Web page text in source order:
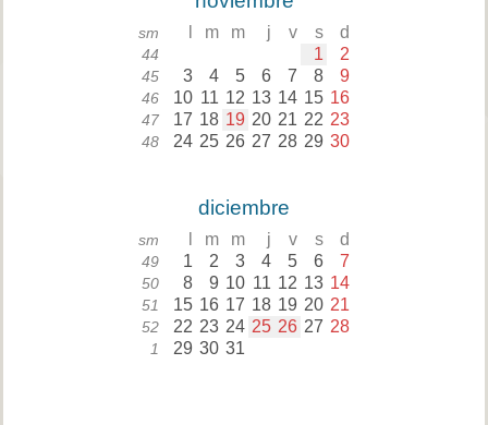
sm m m j v s d
44 1 2
45 3 4 5 6 7 8 9
46 10 11 12 13 14 15 16
47 17 18 19 20 21 22 23
48 24 25 26 27 28 29 30
diciembre
sm m m j v s d
49 1 2 3 4 5 6 7
50 8 9 10 11 12 13 14
51 15 16 17 18 19 20 21
52 22 23 24 25 26 27 28
1 29 30 31